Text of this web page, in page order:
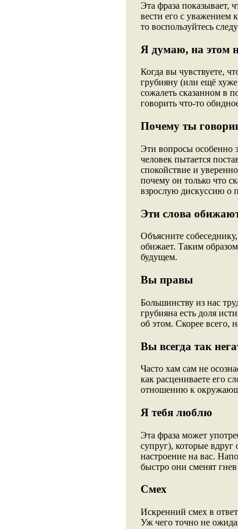
Эта фраза показывает,
вести его с уважением
то воспользуйтесь
Я думаю, на этом
Когда вы чувствуете,
грубияну (или ещё хуже
сожалеть сказанном в
говорить что-то
Почему ты
Эти вопросы особенно
человек пытается
спокойствие и
почему он только что
взрослую дискуссию о
Эти слова
Объясните
обижает. Таким
будущем.
Вы правы
Большинству из нас
грубияна есть доля
об этом. Скорее всего,
Вы всегда так
Часто хам сам не
как расцениваете его
отношению к
Я тебя люблю
Эта фраза может
супруг), которые вдруг
настроение на вас.
быстро они сменят
Смех
Искренний смех в
Уж чего точно не